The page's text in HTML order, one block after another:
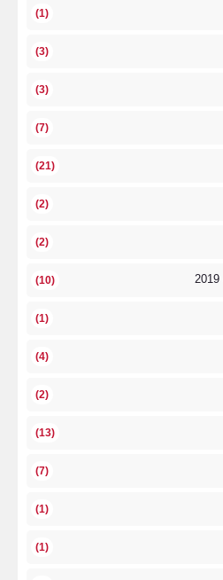
(1)
(3)
(3)
(7)
(21)
(2)
(2)
(10)
(1)
(4)
(2)
(13)
(7)
(1)
(1)